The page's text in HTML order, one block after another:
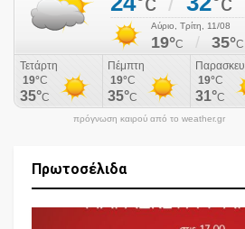
πρόγνωση καιρού από το weather.gr
Πρωτοσέλιδα